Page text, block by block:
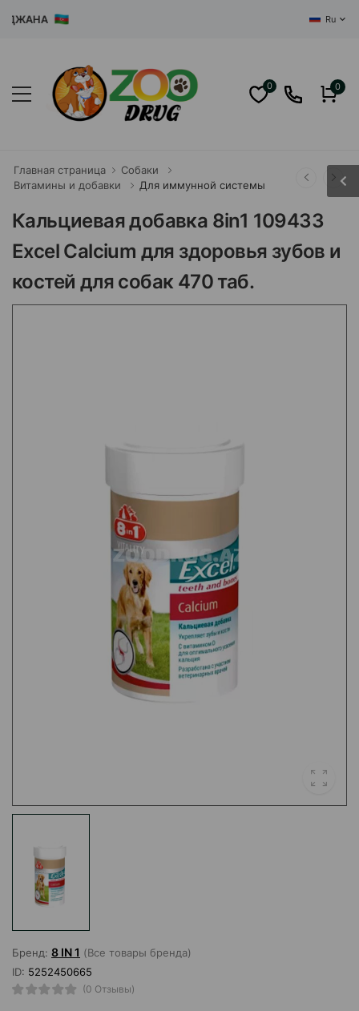
Ru
0 0
Главная страница
Собаки
Витамины и добавки
Для иммунной системы
Кальциевая добавка 8in1 109433
Excel Calcium для здоровья зубов и
костей для собак 470 таб.
Бренд: 8 IN 1 (Все товары бренда)
ID: 5252450665
(0 Отзывы)